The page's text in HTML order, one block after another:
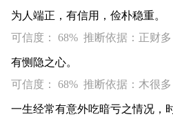
为人端正，有信用，俭朴稳重。
可信度： 68% 推断依据：正财多
有恻隐之心。
可信度： 68% 推断依据：木很多
一生经常有意外吃暗亏之情况，